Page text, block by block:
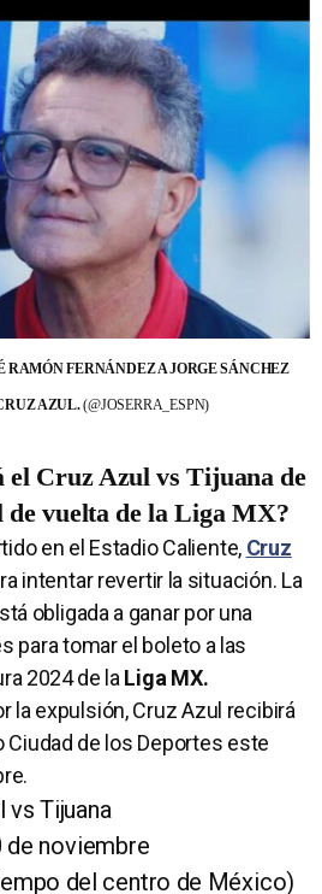
RAMÓN FERNÁNDEZ A JORGE SÁNCHEZ
AZUL.(@JOSERRA_ESPN)
el Cruz Azul vs Tijuana de
de vuelta de la Liga MX?
en el Estadio Caliente, Cruz
intentar revertir la situación. La
obligada a ganar por una
para tomar el boleto a las
2024 de laLiga MX.
la expulsión, Cruz Azul recibirá
Ciudad de los Deportes este
vs Tijuana
de noviembre
del centro de México)